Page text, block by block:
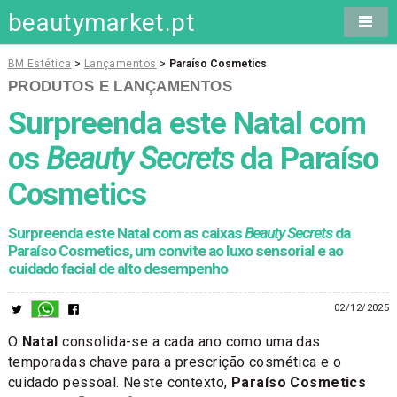
beautymarket.pt
BM Estética > Lançamentos > Paraíso Cosmetics
PRODUTOS E LANÇAMENTOS
Surpreenda este Natal com
os Beauty Secretsda Paraíso
Cosmetics
Surpreenda este Natal com as caixasBeauty Secretsda
Paraíso Cosmetics, um convite ao luxo sensorial e ao
cuidado facial de alto desempenho
02/12/2025
O Natal consolida-se a cada ano como uma das
temporadas chave para a prescrição cosmética e o
cuidado pessoal. Neste contexto, Paraíso Cosmetics